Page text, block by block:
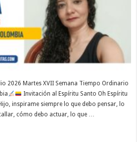
2026 Martes XVII Semana Tiempo Ordinario
Invitación al Espíritu Santo Oh Espíritu
inspirame siempre lo que debo pensar, lo
cómo debo actuar, lo que …